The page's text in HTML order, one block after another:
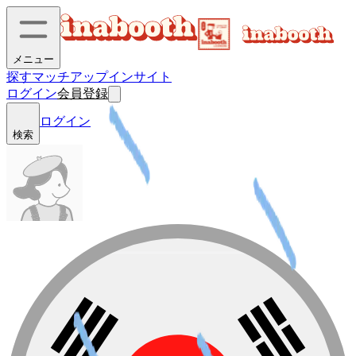
メニュー
探すマッチアップインサイト
ログイン会員登録
検索
ログイン